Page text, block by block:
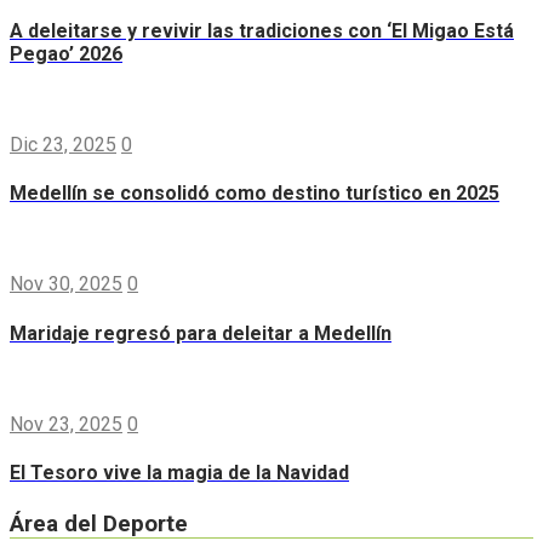
A deleitarse y revivir las tradiciones con ‘El Migao Está
Pegao’ 2026
Dic 23, 2025 0
Medellín se consolidó como destino turístico en 2025
Nov 30, 2025 0
Maridaje regresó para deleitar a Medellín
Nov 23, 2025 0
El Tesoro vive la magia de la Navidad
Área del Deporte